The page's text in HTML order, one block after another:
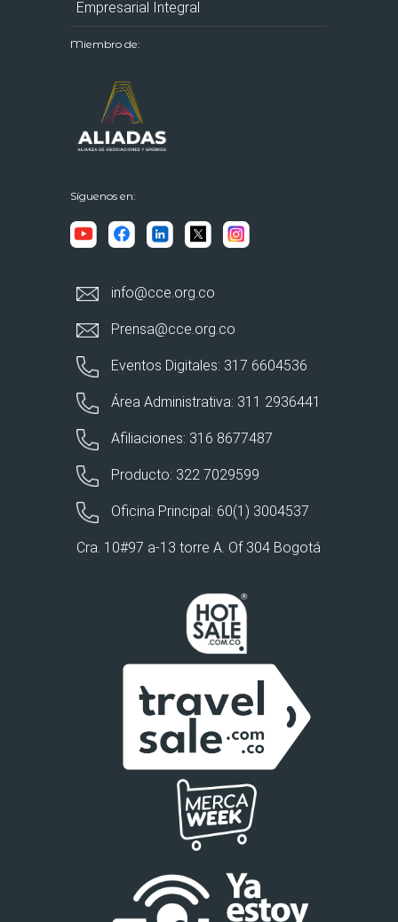
Empresarial Integral
Miembro de:
Síguenos en:
info@cce.org.co
Prensa@cce.org.co
Eventos Digitales: 317 6604536
Área Administrativa: 311 2936441
Afiliaciones: 316 8677487
Producto: 322 7029599
Oficina Principal: 60(1) 3004537
Cra. 10#97 a-13 torre A. Of 304 Bogotá